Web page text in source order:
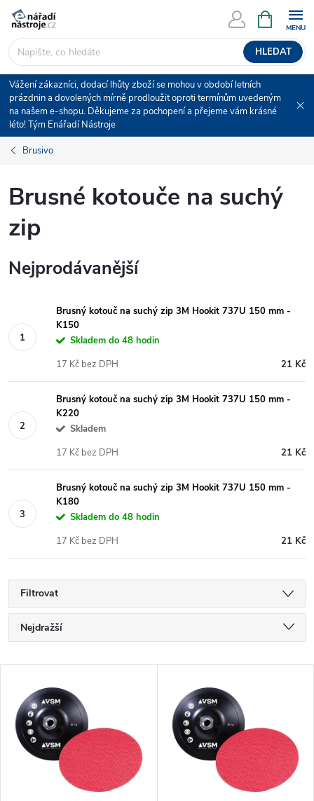
Přejít
obsah
HLEDAT
NÁKUPNÍ
KOŠÍK
Vážení zákazníci, dodací lhůty zboží se mohou v období letních
prázdnin a dovolených mírně prodloužit oproti termínům uvedeným
na našem e-shopu. Děkujeme za pochopení a přejeme vám krásné
léto! Tým Enářadí Nástroje
Brusivo
Brusné kotouče na suchý
zip
Nejprodávanější
Brusný kotouč na suchý zip 3M Hookit 737U 150 mm -
K150
Skladem do 48 hodin
21 Kč
17 Kč bez DPH
Brusný kotouč na suchý zip 3M Hookit 737U 150 mm -
K220
Skladem
21 Kč
17 Kč bez DPH
Brusný kotouč na suchý zip 3M Hookit 737U 150 mm -
K180
Skladem do 48 hodin
21 Kč
17 Kč bez DPH
Filtrovat
Ř
a
z
e
Nejdražší
Abecedně
ý
p